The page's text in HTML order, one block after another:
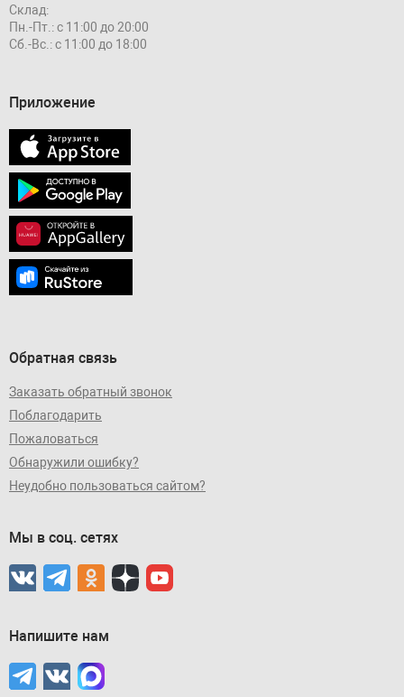
Склад:
Пн.-Пт.: с 11:00 до 20:00
Сб.-Вс.: с 11:00 до 18:00
Приложение
Обратная связь
Заказать обратный звонок
Поблагодарить
Пожаловаться
Обнаружили ошибку?
Неудобно пользоваться сайтом?
Мы в соц. сетях
Напишите нам